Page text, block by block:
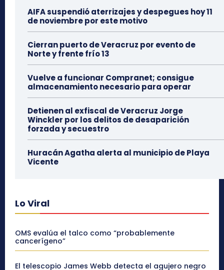
AIFA suspendió aterrizajes y despegues hoy 11
de noviembre por este motivo
Cierran puerto de Veracruz por evento de
Norte y frente frío 13
Vuelve a funcionar Compranet; consigue
almacenamiento necesario para operar
Detienen al exfiscal de Veracruz Jorge
Winckler por los delitos de desaparición
forzada y secuestro
Huracán Agatha alerta al municipio de Playa
Vicente
Lo Viral
OMS evalúa el talco como “probablemente
cancerígeno”
El telescopio James Webb detecta el agujero negro